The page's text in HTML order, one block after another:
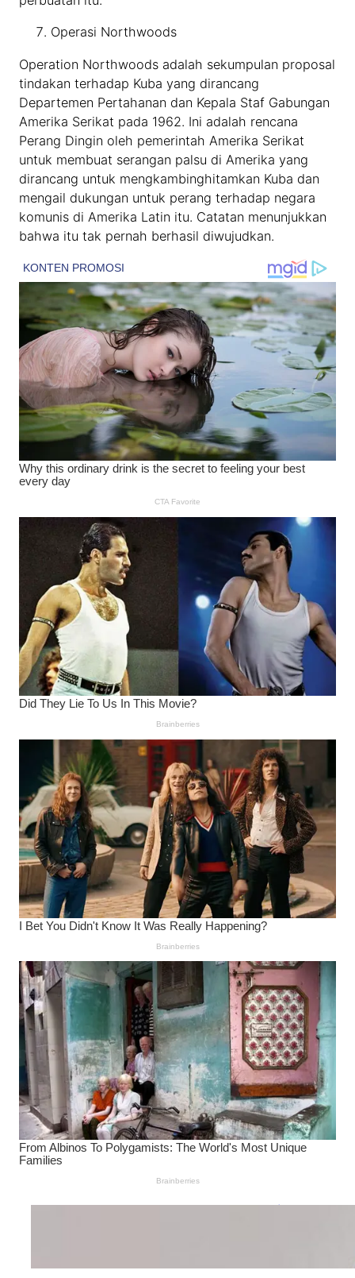
Operasi Northwoods
Operation Northwoods adalah sekumpulan proposal
tindakan terhadap Kuba yang dirancang
Departemen Pertahanan dan Kepala Staf Gabungan
Amerika Serikat pada 1962. Ini adalah rencana
Perang Dingin oleh pemerintah Amerika Serikat
untuk membuat serangan palsu di Amerika yang
dirancang untuk mengkambinghitamkan Kuba dan
mengail dukungan untuk perang terhadap negara
komunis di Amerika Latin itu. Catatan menunjukkan
bahwa itu tak pernah berhasil diwujudkan.
Wanita Pamer Pakaian